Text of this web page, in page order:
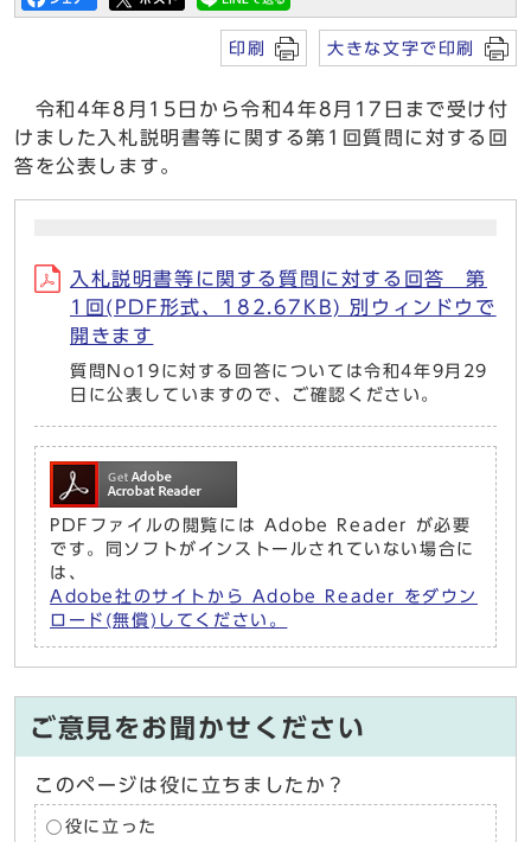
印刷 大きな文字で印刷
令和4年8月15日から令和4年8月17日まで受け付
けました入札説明書等に関する第1回質問に対する回
答を公表します。
入札説明書等に関する質問に対する回答 第
1回(PDF形式、182.67KB) 別ウィンドウで
開きます
質問No19に対する回答については令和4年9月29
日に公表していますので、ご確認ください。
PDFファイルの閲覧には Adobe Reader が必要
です。同ソフトがインストールされていない場合に
は、
Adobe社のサイトから Adobe Reader をダウン
ロード(無償)してください。
ご意見をお聞かせください
このページは役に立ちましたか？
役に立った